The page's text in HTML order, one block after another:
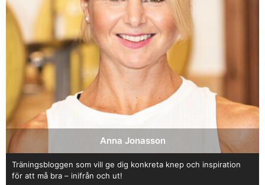
Anna Jonasson
Träningsbloggen som vill ge dig konkreta knep och inspiration
för att må bra – inifrån och ut!